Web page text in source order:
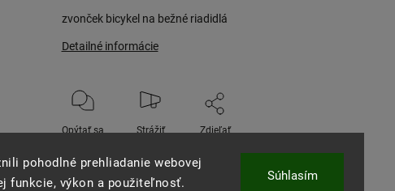
pohodlné prehliadanie webovej
funkcie, výkon a použiteľnosť.
Súhlasím
zvonček bicykel na bežné riadidlá
Detailné informácie
Opýtať sa Strážiť Zdieľať